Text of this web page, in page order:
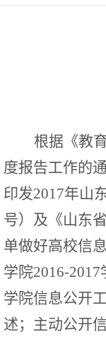
根据《教
度报告工作的
印发2017年山
号）及《山东
单做好高校信
学院2016-
学院信息公开
述；主动公开